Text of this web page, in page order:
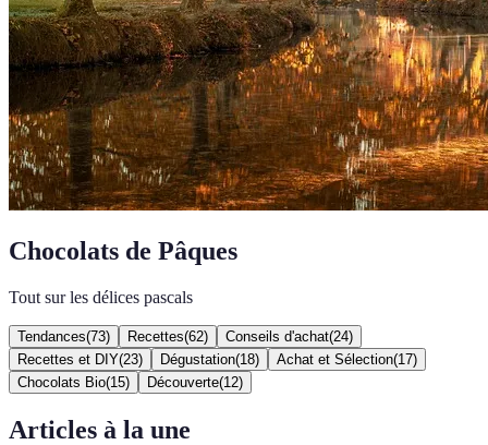
Chocolats de Pâques
Tout sur les délices pascals
Tendances(73) Recettes(62) Conseils d'achat(24)
Recettes et DIY(23) Dégustation(18) Achat et Sélection(17)
Chocolats Bio(15) Découverte(12)
Articles à la une